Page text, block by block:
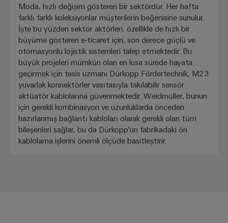
Moda, hızlı değişim gösteren bir sektördür. Her hafta
farklı farklı koleksiyonlar müşterilerin beğenisine sunulur.
İşte bu yüzden sektör aktörleri, özellikle de hızlı bir
büyüme gösteren e-ticaret için, son derece güçlü ve
otomasyonlu lojistik sistemleri talep etmektedir. Bu
büyük projeleri mümkün olan en kısa sürede hayata
geçirmek için tesis uzmanı Dürkopp Fördertechnik, M23
yuvarlak konnektörler vasıtasıyla takılabilir sensör
aktüatör kablolarına güvenmektedir. Weidmüller, bunun
için gerekli kombinasyon ve uzunluklarda önceden
hazırlanmış bağlantı kabloları olarak gerekli olan tüm
bileşenleri sağlar, bu da Dürkopp'un fabrikadaki ön
kablolama işlerini önemli ölçüde basitleştirir.